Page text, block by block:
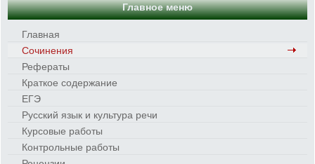
Главное меню
Главная
Сочинения
Рефераты
Краткое содержание
ЕГЭ
Русский язык и культура речи
Курсовые работы
Контрольные работы